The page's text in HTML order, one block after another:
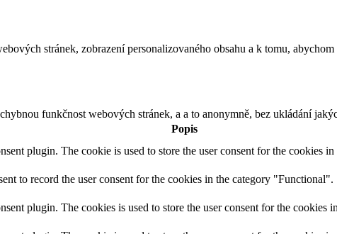
stránek, zobrazení personalizovaného obsahu a k tomu,
funkčnost webových stránek, a a to anonymně, bez ukládání
Popis
plugin. The cookie is used to store the user consent for the cookies
to record the user consent for the cookies in the category "Functional".
plugin. The cookies is used to store the user consent for the cookies